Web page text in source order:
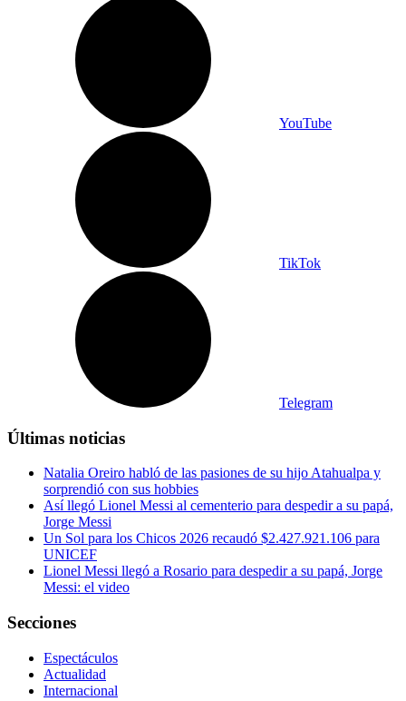
YouTube
TikTok
Telegram
Últimas noticias
Natalia Oreiro habló de las pasiones de su hijo Atahualpa y
sorprendió con sus hobbies
Así llegó Lionel Messi al cementerio para despedir a su papá,
Jorge Messi
Un Sol para los Chicos 2026 recaudó $2.427.921.106 para
UNICEF
Lionel Messi llegó a Rosario para despedir a su papá, Jorge
Messi: el video
Secciones
Espectáculos
Actualidad
Internacional